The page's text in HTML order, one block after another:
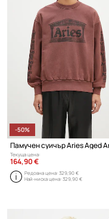
-50%
Текуща цена:
164,90 €
Редовна цена:329,90 €
Най-ниска цена:329,90 €